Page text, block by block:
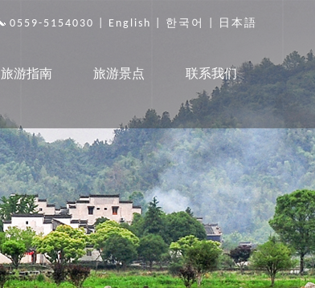
0559-5154030 | English 한국어 日本語
旅游指南 旅游景点 联系我们